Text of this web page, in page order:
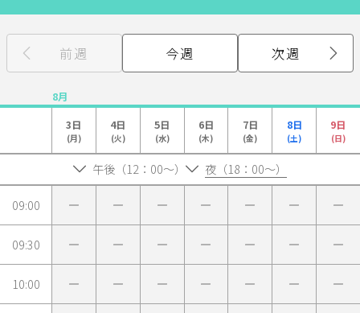
前週 今週 次週
8月
3日
(月)
4日
(火)
5日
(水)
6日
(木)
7日
(金)
8日
(土)
9日
(日)
午後（12：00～） 夜（18：00～）
09:00
09:30
10:00